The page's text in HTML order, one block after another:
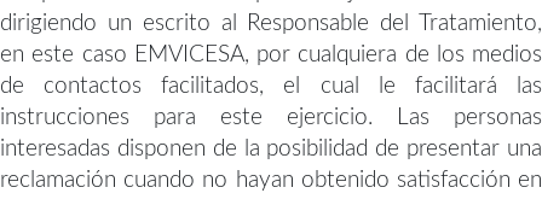
dirigiendo un escrito al Responsable del Tratamiento,
en este caso EMVICESA, por cualquiera de los medios
de contactos facilitados, el cual le facilitará las
instrucciones para este ejercicio. Las personas
interesadas disponen de la posibilidad de presentar una
reclamación cuando no hayan obtenido satisfacción en